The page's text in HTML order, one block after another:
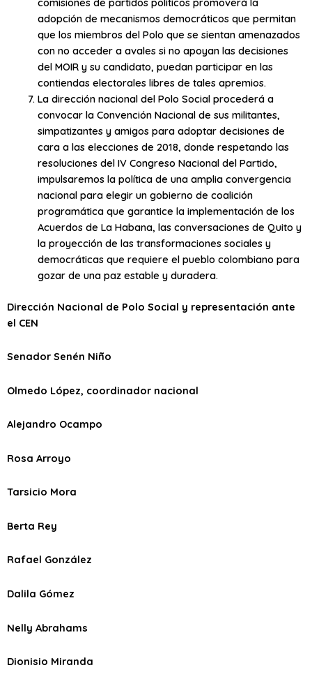
adopción de mecanismos democráticos que permitan
que los miembros del Polo que se sientan amenazados
con no acceder a avales si no apoyan las decisiones
del MOIR y su candidato, puedan participar en las
contiendas electorales libres de tales apremios.
La dirección nacional del Polo Social procederá a
convocar la Convención Nacional de sus militantes,
simpatizantes y amigos para adoptar decisiones de
cara a las elecciones de 2018, donde respetando las
resoluciones del IV Congreso Nacional del Partido,
impulsaremos la política de una amplia convergencia
nacional para elegir un gobierno de coalición
programática que garantice la implementación de los
Acuerdos de La Habana, las conversaciones de Quito y
la proyección de las transformaciones sociales y
democráticas que requiere el pueblo colombiano para
gozar de una paz estable y duradera.
Dirección Nacional de Polo Social y representación ante
el CEN
Senador Senén Niño
Olmedo López, coordinador nacional
Alejandro Ocampo
Rosa Arroyo
Tarsicio Mora
Berta Rey
Rafael González
Dalila Gómez
Nelly Abrahams
Dionisio Miranda